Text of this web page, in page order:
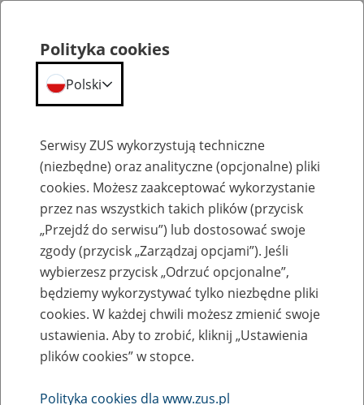
Szkolenia
Zaproś ZUS do siebie - zakładanie profili
eZUS w siedzibie Twojej firmy
Rodzaj wydarzenia
Polityka cookies
Polski
Serwisy ZUS wykorzystują techniczne
(niezbędne) oraz analityczne (opcjonalne) pliki
cookies. Możesz zaakceptować wykorzystanie
przez nas wszystkich takich plików (przycisk
„Przejdź do serwisu”) lub dostosować swoje
zgody (przycisk „Zarządzaj opcjami”). Jeśli
wybierzesz przycisk „Odrzuć opcjonalne”,
będziemy wykorzystywać tylko niezbędne pliki
cookies. W każdej chwili możesz zmienić swoje
ustawienia. Aby to zrobić, kliknij „Ustawienia
plików cookies” w stopce.
Polityka cookies dla www.zus.pl